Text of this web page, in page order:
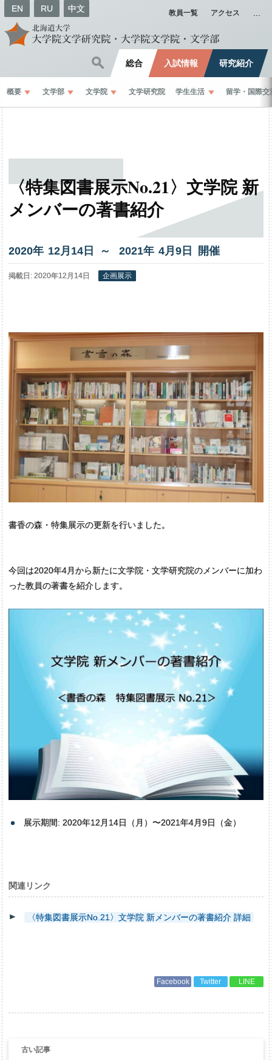
EN RU 中文 教員一覧 アクセス
総合 入試情報 研究紹介
概要 文学部 文学院 文学研究院 学生生活 留学 ・ 国際交
〈特集図書展示No.21〉 文学院新
メンバーの著書紹介
2020年 12月 14 日 ～ 2021年 4月 9 日 開催
掲載日: 2020年12月14日 企画展示
書香の森・特集展示の更新を行いました。
今回は2020年4月から新たに文学院・文学研究院のメンバーに加わ
った教員の著書を紹介します。
展示期間: 2020年12月14日（月）〜2021年4月9日（金）
関連リンク
〈特集図書展示No.21〉文学院 新メンバーの著書紹介 詳細
Facebook Twitter LINE